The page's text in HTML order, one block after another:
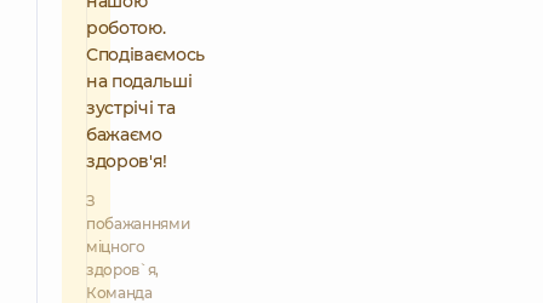
роботою.
Сподіваємось
на подальші
зустрічі та
бажаємо
здоров'я!
З
побажаннями
міцного
здоров`я,
Команда